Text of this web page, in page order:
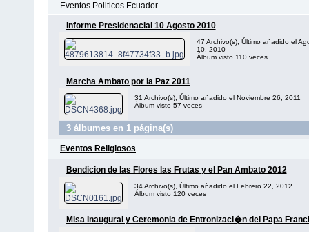
Eventos Politicos Ecuador
Informe Presidenacial 10 Agosto 2010
47 Archivo(s), Último añadido el
10, 2010
Álbum visto 110 veces
Marcha Ambato por la Paz 2011
31 Archivo(s), Último añadido el Noviembre 26, 2011
Álbum visto 57 veces
3 álbumes en 1 página(s)
Eventos Religiosos
Bendicion de las Flores las Frutas y el Pan Ambato 2012
34 Archivo(s), Último añadido el Febrero 22, 2012
Álbum visto 120 veces
Misa Inaugural y Ceremonia de Entronizaci�n del Papa